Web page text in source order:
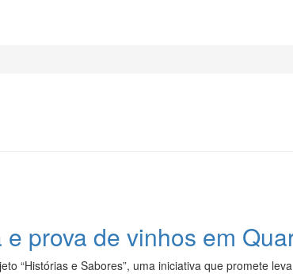
prova de vinhos em
“Histórias e Sabores”, uma iniciativa que promete